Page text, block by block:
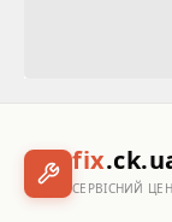
fix
СЕРВІСНИЙ